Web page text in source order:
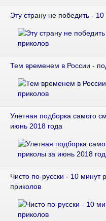
Эту страну не победить -
Тем временем в России -
Улетная подборка самого
июнь 2018 года
Чисто по-русски - 10 минут
приколов